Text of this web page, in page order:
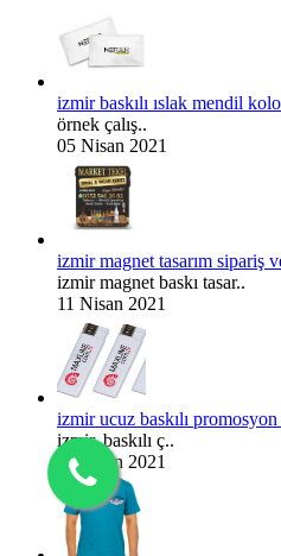
izmir baskılı ıslak mendil
örnek çalış..
05 Nisan 2021
izmir magnet tasarım sipariş
izmir magnet baskı tasar..
11 Nisan 2021
izmir ucuz baskılı
izmir, baskılı ç..
11 Nisan 2021